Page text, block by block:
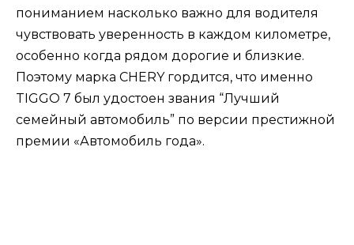
пониманием насколько важно для водителя
чувствовать уверенность в каждом километре,
особенно когда рядом дорогие и близкие.
Поэтому марка CHERY гордится, что именно
TIGGO 7 был удостоен звания “Лучший
семейный автомобиль” по версии престижной
премии «Автомобиль года».